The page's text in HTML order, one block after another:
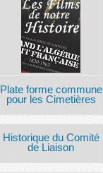
Plate forme commune
pour les Cimetières
Historique du Comité
de Liaison